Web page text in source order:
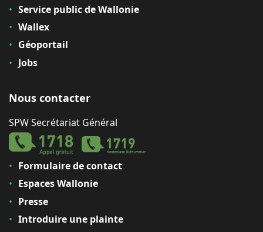
Service public de Wallonie
Wallex
Géoportail
Jobs
Nous contacter
SPW Secrétariat Général
Formulaire de contact
Espaces Wallonie
Presse
Introduire une plainte